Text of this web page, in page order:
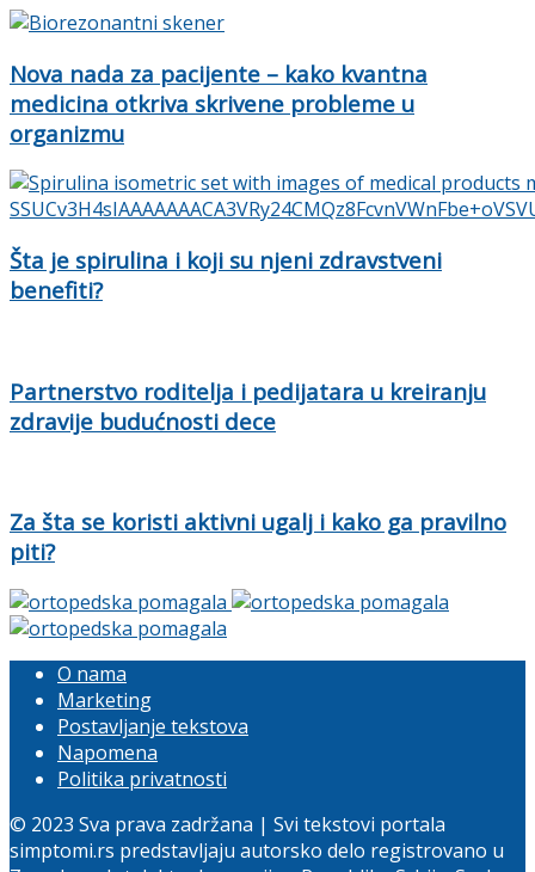
Nova nada za pacijente – kako kvantna
medicina otkriva skrivene probleme u
organizmu
Šta je spirulina i koji su njeni zdravstveni
benefiti?
Partnerstvo roditelja i pedijatara u kreiranju
zdravije budućnosti dece
Za šta se koristi aktivni ugalj i kako ga pravilno
piti?
O nama
Marketing
Postavljanje tekstova
Napomena
Politika privatnosti
© 2023 Sva prava zadržana | Svi tekstovi portala
simptomi.rs predstavljaju autorsko delo registrovano u